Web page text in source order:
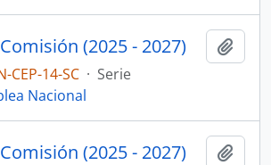
(2025 - 2027)
CEP-14-SC · Serie
Nacional
(2025 - 2027)